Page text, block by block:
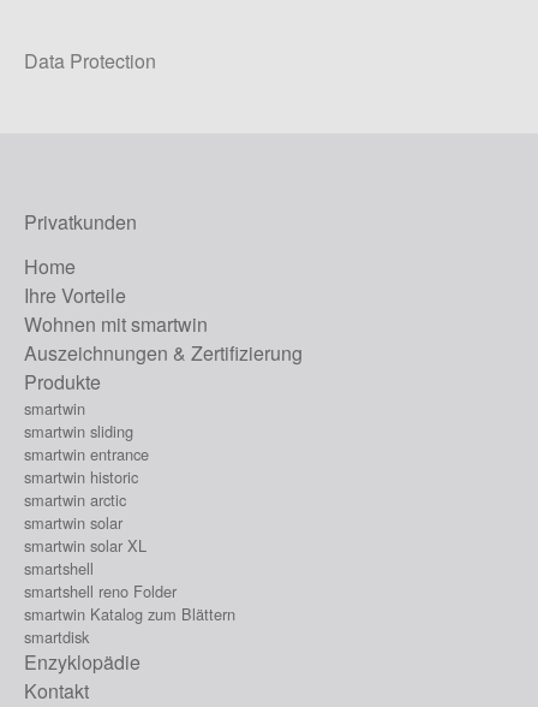
Data Protection
Privatkunden
Home
Ihre Vorteile
Wohnen mit smartwin
Auszeichnungen & Zertifizierung
Produkte
smartwin
smartwin sliding
smartwin entrance
smartwin historic
smartwin arctic
smartwin solar
smartwin solar XL
smartshell
smartshell reno Folder
smartwin Katalog zum Blättern
smartdisk
Enzyklopädie
Kontakt